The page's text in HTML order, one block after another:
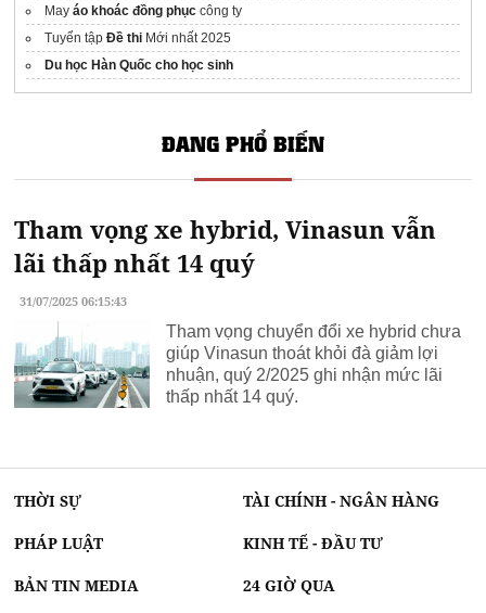
Mayáo khoác đồng phục công ty
Tuyển tậpĐề thi Mới nhất 2025
Du học Hàn Quốc cho học sinh
ĐANG PHỔ BIẾN
Tham vọng xe hybrid, Vinasun vẫn
lãi thấp nhất 14 quý
31/07/2025 06:15:43
Tham vọng chuyển đổi xe hybrid chưa
giúp Vinasun thoát khỏi đà giảm lợi
nhuận, quý 2/2025 ghi nhận mức lãi
thấp nhất 14 quý.
THỜI SỰ TÀI CHÍNH - NGÂN HÀNG
PHÁP LUẬT KINH TẾ - ĐẦU TƯ
BẢN TIN MEDIA 24 GIỜ QUA